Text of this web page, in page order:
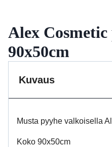
Alex
90x50cm
Kuvaus
Musta pyyhe valkoisella
Koko 90x50cm